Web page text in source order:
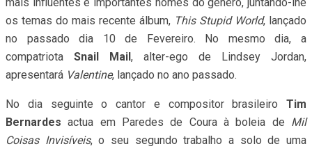
mais influentes e importantes nomes do género, juntando-lhe
os temas do mais recente álbum, This Stupid World, lançado
no passado dia 10 de Fevereiro. No mesmo dia, a
compatriota Snail Mail , alter-ego de Lindsey Jordan,
apresentará Valentine, lançado no ano passado.
No dia seguinte o cantor e compositor brasileiro Tim
Bernardes actua em Paredes de Coura à boleia de Mil
Coisas Invisíveis, o seu segundo trabalho a solo de uma